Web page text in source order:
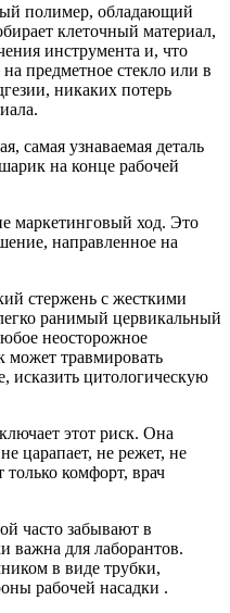
полимер, обладающий
клеточный материал,
инструмента и, что
предметное стекло или в
никаких потерь
самая узнаваемая деталь
на конце рабочей
маркетинговый ход. Это
направленное на
стержень с жесткими
ранимый цервикальный
неосторожное
травмировать
исказить цитологическую
этот риск. Она
царапает, не режет, не
только комфорт, врач
часто забывают в
важна для лаборантов.
в виде трубки,
рабочей насадки .